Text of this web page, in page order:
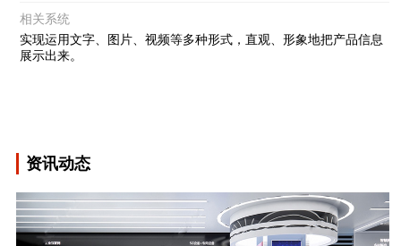
相关系统
实现运用文字、图片、视频等多种形式，直观、形象地把产品信息
展示出来。
资讯动态